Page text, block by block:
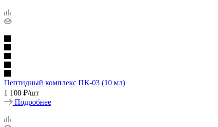
Пептидный комплекс ПК-03 (10 мл)
1 100 ₽/шт
Подробнее